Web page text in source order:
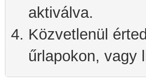
aktiválva.
Közvetlenül
űrlapokon, vagy